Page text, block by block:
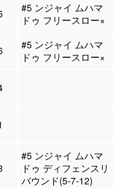
#5 ンジャイ ムハマ
ドゥ フリースロー×
#5 ンジャイ ムハマ
ドゥ フリースロー×
#5 ンジャイ ムハマ
ドゥ ディフェンスリ
バウンド(5-7-12)